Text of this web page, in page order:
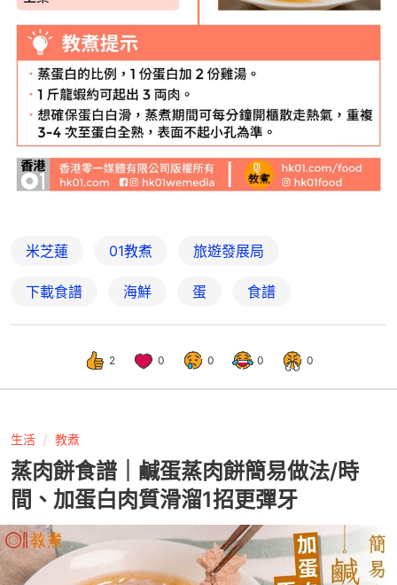
米芝蓮 01教煮 旅遊發展局
下載食譜 海鮮 蛋 食譜
2 0 0 0 0
生活 教煮
蒸肉餅食譜｜鹹蛋蒸肉餅簡易做法/時
間、加蛋白肉質滑溜1招更彈牙